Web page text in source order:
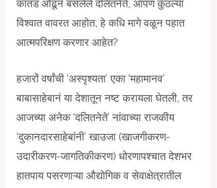
कातडं ओढून बसलेले दलितनेते, आपण कुठल्या
विश्वात वावरत आहोत, हे कधि मागे वळून पहात
आत्मपरिक्षण करणार आहेत?
हजारों वर्षांची ‘अस्पृश्यता’ एका ‘महामानव’
बाबासाहेबानं या देशातून नष्ट करायला घेतली, तर
आजच्या अनेक ‘दलितनेते’ नांवाच्या राजकीय
‘दुकानदारसाहेबांनी’ खाउजा (खाजगीकरण-
उदारीकरण-जागतिकीकरण) धोरणापश्चात देशभर
हातपाय पसरणाऱ्या औद्योगिक व सेवाक्षेत्रातील